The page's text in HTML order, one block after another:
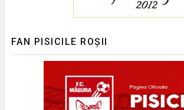
FAN PISICILE ROȘII